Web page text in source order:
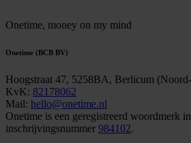
Onetime, money on my mind
Onetime (BCB BV)
Hoogstraat 47, 5258BA, Berlicum
KvK: 82178062
Mail: hello@onetime.nl
Onetime is een geregistreerd woordmerk
inschrijvingsnummer 984102.